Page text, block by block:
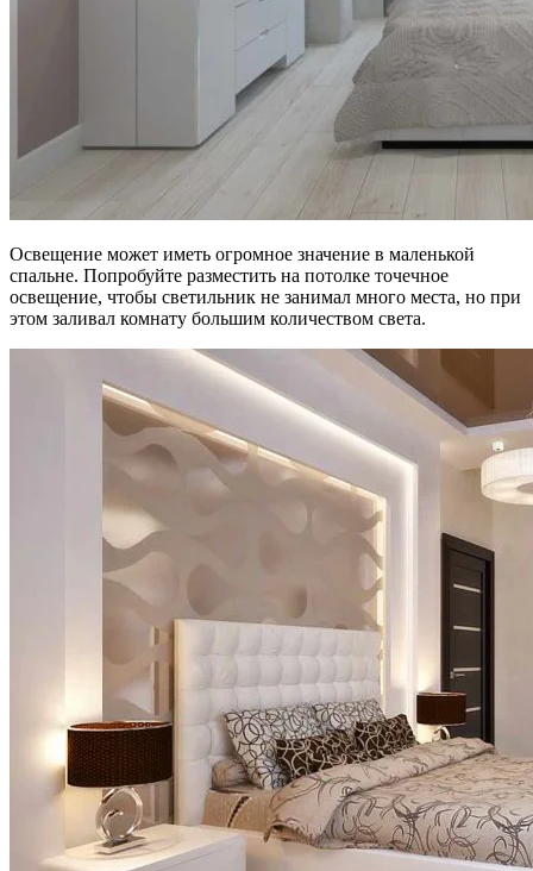
Освещение может иметь огромное значение в маленькой
спальне. Попробуйте разместить на потолке точечное
освещение, чтобы светильник не занимал много места, но при
этом заливал комнату большим количеством света.